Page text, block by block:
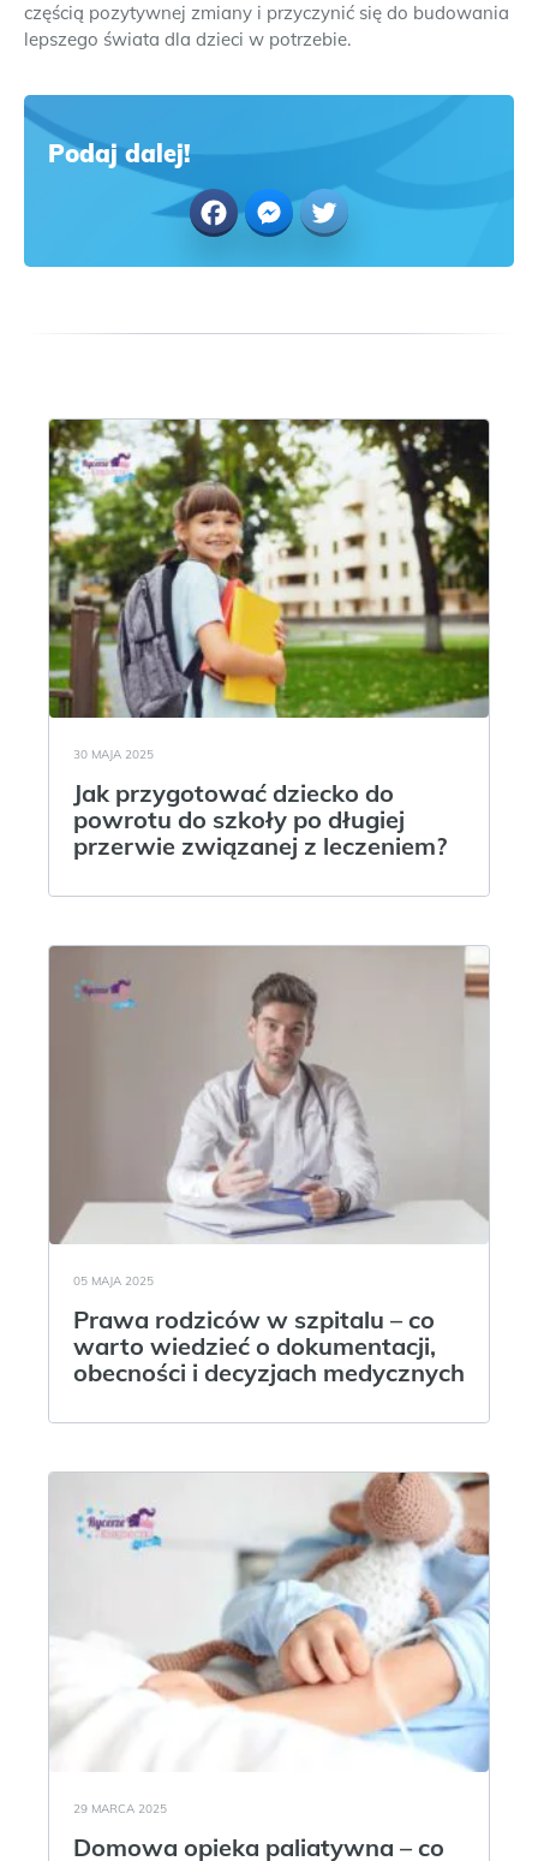
częścią pozytywnej zmiany i przyczynić się do budowania
lepszego świata dla dzieci w potrzebie.
Podaj dalej!
FacebookMessenger
Twitter
30 MAJA 2025
Jak przygotować dziecko do
powrotu do szkoły po długiej
przerwie związanej z leczeniem?
05 MAJA 2025
Prawa rodziców w szpitalu – co
warto wiedzieć o dokumentacji,
obecności i decyzjach medycznych
29 MARCA 2025
Domowa opieka paliatywna – co